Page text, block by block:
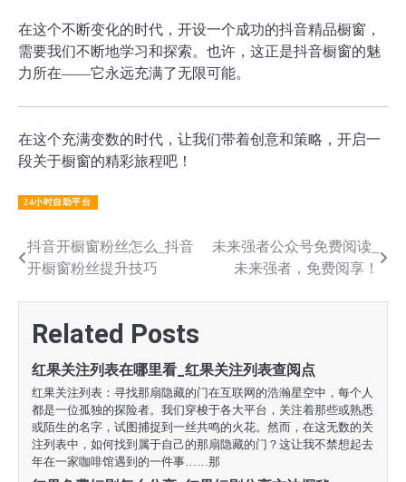
在这个不断变化的时代，开设一个成功的抖音精品橱窗，
需要我们不断地学习和探索。也许，这正是抖音橱窗的魅
力所在——它永远充满了无限可能。
在这个充满变数的时代，让我们带着创意和策略，开启一
段关于橱窗的精彩旅程吧！
24小时自助平台
文
航
抖音开橱窗粉丝怎么_抖音
开橱窗粉丝提升技巧
未来强者公众号免费阅读_
未来强者，免费阅享！
Related Posts
红果关注列表在哪里看_红果关注列表查阅点
红果关注列表：寻找那扇隐藏的门在互联网的浩瀚星空中，每个人
都是一位孤独的探险者。我们穿梭于各大平台，关注着那些或熟悉
或陌生的名字，试图捕捉到一丝共鸣的火花。然而，在这无数的关
注列表中，如何找到属于自己的那扇隐藏的门？这让我不禁想起去
年在一家咖啡馆遇到的一件事……那